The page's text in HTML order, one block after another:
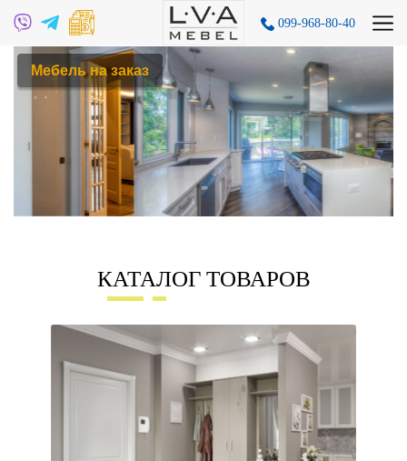
099-968-80-40
Мебель на заказ
КАТАЛОГ ТОВАРОВ